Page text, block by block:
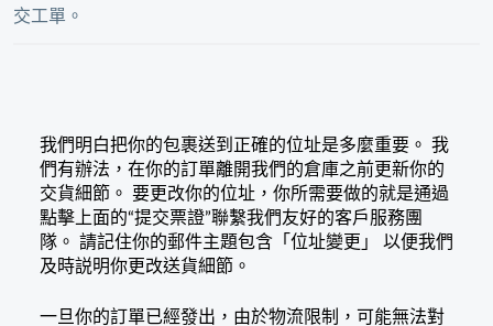
交工單。
我們明白把你的包裹送到正確的位址是多麼重要。 我
們有辦法，在你的訂單離開我們的倉庫之前更新你的
交貨細節。 要更改你的位址，你所需要做的就是通過
點擊上面的“提交票證”聯繫我們友好的客戶服務團
隊。 請記住你的郵件主題包含「位址變更」 以便我們
及時説明你更改送貨細節。
一旦你的訂單已經發出，由於物流限制，可能無法對